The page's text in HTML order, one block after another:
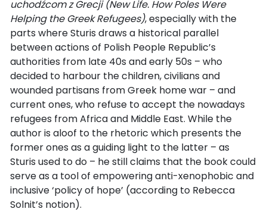
uchodźcom z Grecji (New Life. How Poles Were
Helping the Greek Refugees), especially with the
parts where Sturis draws a historical parallel
between actions of Polish People Republic’s
authorities from late 40s and early 50s – who
decided to harbour the children, civilians and
wounded partisans from Greek home war – and
current ones, who refuse to accept the nowadays
refugees from Africa and Middle East. While the
author is aloof to the rhetoric which presents the
former ones as a guiding light to the latter – as
Sturis used to do – he still claims that the book could
serve as a tool of empowering anti-xenophobic and
inclusive ‘policy of hope’ (according to Rebecca
Solnit’s notion).